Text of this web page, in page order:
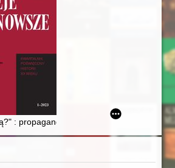
Armies : heroes of fights with
: propaganda antysowiecka w